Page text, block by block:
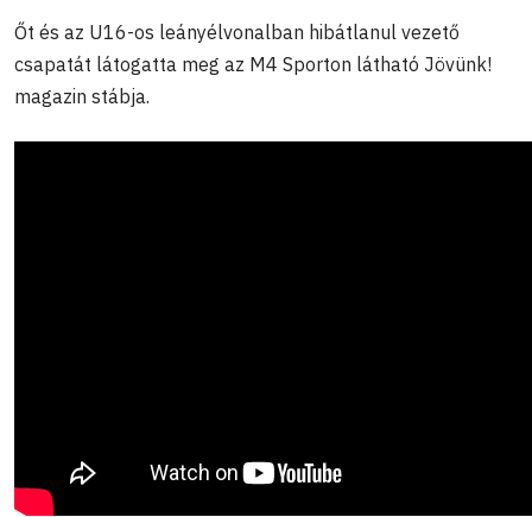
Őt és az U16-os leányélvonalban hibátlanul vezető
csapatát látogatta meg az M4 Sporton látható Jövünk!
magazin stábja.